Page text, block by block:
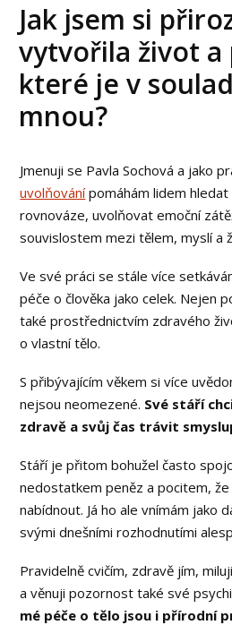
Jak jsem si
vytvořila život a
které je v
mnou?
Jmenuji se Pavla Sochová a jako
uvolňovánípomáhám lidem
rovnováze, uvolňovat emoční
souvislostem mezi tělem, myslí a
Ve své práci se stále více
péče o člověka jako celek. Nejen
také prostřednictvím zdravého
o vlastní tělo.
S přibývajícím věkem si více
nejsou neomezené. Své stáří
zdravě a svůj čas trávit
Stáří je přitom bohužel často
nedostatkem peněz a pocitem, že
nabídnout. Já ho ale vnímám jako
svými dnešními rozhodnutími
Pravidelně cvičím, zdravě jím,
a věnuji pozornost také své
mé péče o tělo jsou i přírodní